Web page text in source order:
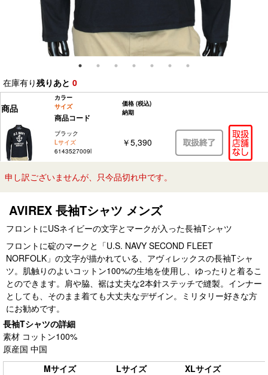
在庫有り残りあと 0
商品
カラー
サイズ
商品コード
価格 (税込)
納期
ブラック
Lサイズ
6143527009l
￥5,390
申し訳ございませんが、只今品切れ中です。
AVIREX 長袖Tシャツ メンズ
フロントにUSネイビーの文字とマークが入った長袖Tシャツ
フロントに碇のマークと「U.S. NAVY SECOND FLEET
NORFOLK」の文字が描かれている、アヴィレックスの長袖Tシャ
ツ。肌触りのよいコットン100%の生地を使用し、ゆったりと着るこ
とのできます。肩や脇、裾は丈夫な2本針ステッチで縫製。インナー
としても、そのまま着ても大丈夫なデザイン。ミリタリー好きな方
にお勧めです。
長袖Tシャツの詳細
素材 コットン100%
原産国 中国
Mサイズ
Lサイズ
XLサイズ